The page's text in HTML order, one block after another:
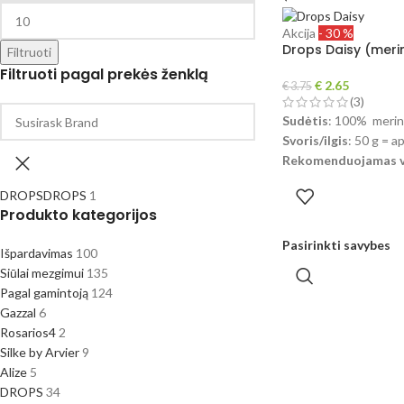
Filtruoti
Filtruoti pagal prekės ženklą
DROPSDROPS 1
Produkto kategorijos
Išpardavimas 100
Siūlai mezgimui 135
Pagal gamintoją 124
Gazzal 6
Rosarios4 2
Silke by Arvier 9
Alize 5
DROPS 34
Akcija - 30 %
Drops Daisy
€3.75 €2.65
(3)
Sudėtis: 100%
Svoris/ilgis: 50 g =
Rekomenduojamas
eil.
: Plovimas
nedžiovinti džiovyklėje
Dėl skirtingų
parametrų, spalvos
Pasirinkti savybes